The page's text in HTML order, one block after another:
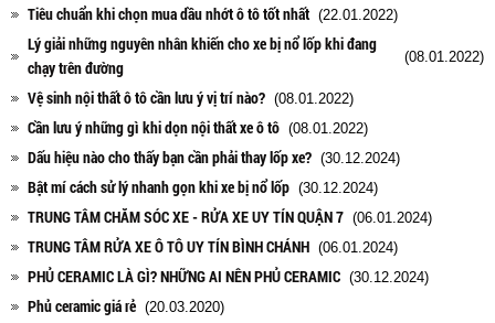
Tiêu chuẩn khi chọn mua dầu nhớt ô tô tốt nhất (22.01.2022)
Lý giải những nguyên nhân khiến cho xe bị nổ lốp khi đang
chạy trên đường
(08.01.2022)
Vệ sinh nội thất ô tô cần lưu ý vị trí nào? (08.01.2022)
Cần lưu ý những gì khi dọn nội thất xe ô tô (08.01.2022)
Dấu hiệu nào cho thấy bạn cần phải thay lốp xe? (30.12.2024)
Bật mí cách sử lý nhanh gọn khi xe bị nổ lốp (30.12.2024)
TRUNG TÂM CHĂM SÓC XE - RỬA XE UY TÍN QUẬN 7 (06.01.2024)
TRUNG TÂM RỬA XE Ô TÔ UY TÍN BÌNH CHÁNH (06.01.2024)
PHỦ CERAMIC LÀ GÌ? NHỮNG AI NÊN PHỦ CERAMIC (30.12.2024)
Phủ ceramic giá rẻ (20.03.2020)